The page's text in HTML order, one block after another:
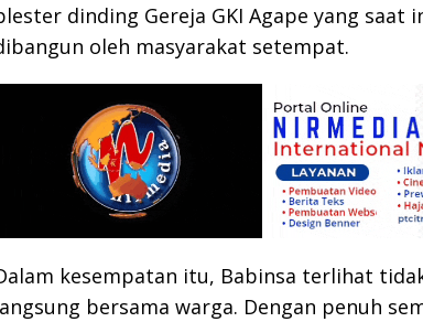
dinding Gereja GKI Agape yang saat
oleh masyarakat setempat.
kesempatan itu, Babinsa terlihat
bersama warga. Dengan penuh